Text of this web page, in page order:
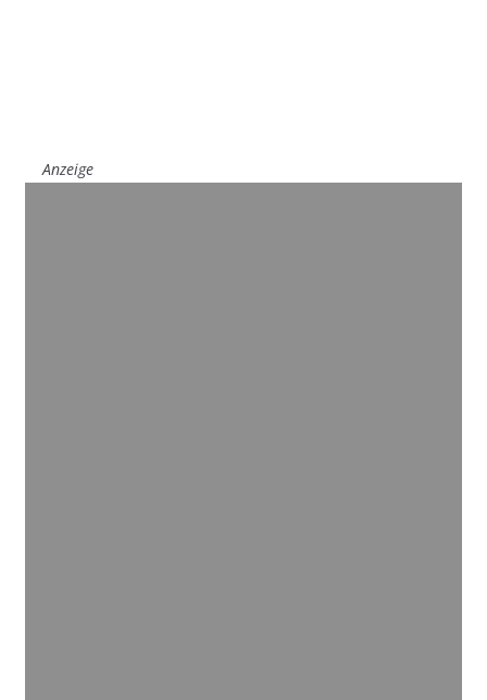
Anzeige